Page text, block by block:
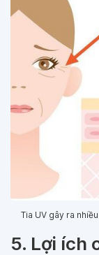
Tia UV gây ra
5. Lợi ích